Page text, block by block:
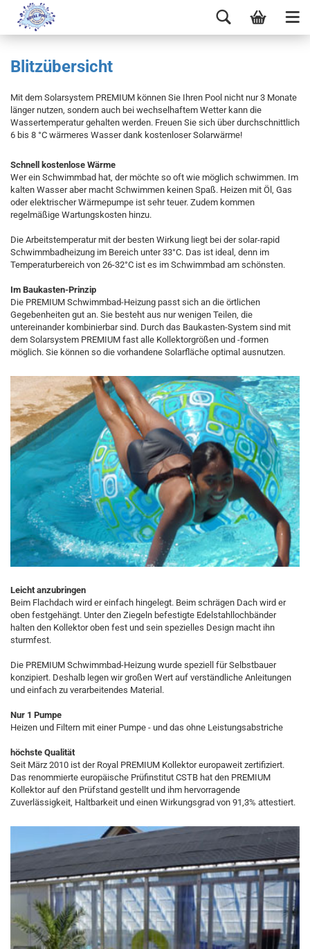
Blitzübersicht
Mit dem Solarsystem PREMIUM können Sie Ihren Pool nicht nur 3 Monate
länger nutzen, sondern auch bei wechselhaftem Wetter kann die
Wassertemperatur gehalten werden. Freuen Sie sich über durchschnittlich
6 bis 8 °C wärmeres Wasser dank kostenloser Solarwärme!
Schnell kostenlose Wärme
Wer ein Schwimmbad hat, der möchte so oft wie möglich schwimmen. Im
kalten Wasser aber macht Schwimmen keinen Spaß. Heizen mit Öl, Gas
oder elektrischer Wärmepumpe ist sehr teuer. Zudem kommen
regelmäßige Wartungskosten hinzu.
Die Arbeitstemperatur mit der besten Wirkung liegt bei der solar-rapid
Schwimmbadheizung im Bereich unter 33°C. Das ist ideal, denn im
Temperaturbereich von 26-32°C ist es im Schwimmbad am schönsten.
Im Baukasten-Prinzip
Die PREMIUM Schwimmbad-Heizung passt sich an die örtlichen
Gegebenheiten gut an. Sie besteht aus nur wenigen Teilen, die
untereinander kombinierbar sind. Durch das Baukasten-System sind mit
dem Solarsystem PREMIUM fast alle Kollektorgrößen und -formen
möglich. Sie können so die vorhandene Solarfläche optimal ausnutzen.
Leicht anzubringen
Beim Flachdach wird er einfach hingelegt. Beim schrägen Dach wird er
oben festgehängt. Unter den Ziegeln befestigte Edelstahllochbänder
halten den Kollektor oben fest und sein spezielles Design macht ihn
sturmfest.
Die PREMIUM Schwimmbad-Heizung wurde speziell für Selbstbauer
konzipiert. Deshalb legen wir großen Wert auf verständliche Anleitungen
und einfach zu verarbeitendes Material.
Nur 1 Pumpe
Heizen und Filtern mit einer Pumpe - und das ohne Leistungsabstriche
höchste Qualität
Seit März 2010 ist der Royal PREMIUM Kollektor europaweit zertifiziert.
Das renommierte europäische Prüfinstitut CSTB hat den PREMIUM
Kollektor auf den Prüfstand gestellt und ihm hervorragende
Zuverlässigkeit, Haltbarkeit und einen Wirkungsgrad von 91,3% attestiert.